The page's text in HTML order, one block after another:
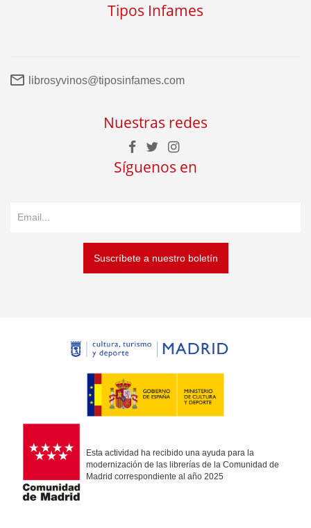
Tipos Infames
librosyvinos@tiposinfames.com
Nuestras redes
Síguenos en
Suscríbete a nuestro boletín
Esta actividad ha recibido una ayuda para la
modernización de las librerías de la Comunidad de
Madrid correspondiente al año 2025